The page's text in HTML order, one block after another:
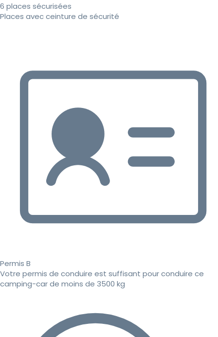
6 places sécurisées
Places avec ceinture de sécurité
Permis B
Votre permis de conduire est suffisant pour conduire ce
camping-car de moins de 3500 kg